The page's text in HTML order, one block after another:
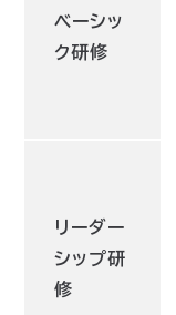
ベーシッ
ク研修
リーダー
シップ研
修